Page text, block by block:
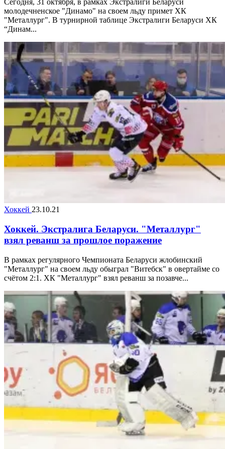
Сегодня, 31 октября, в рамках Экстралиги Беларуси
молодечненское "Динамо" на своем льду примет ХК
"Металлург". В турнирной таблице Экстралиги Беларуси ХК
“Динам...
Хоккей 23.10.21
Хоккей. Экстралига Беларуси. "Металлург"
взял реванш за прошлое поражение
В рамках регулярного Чемпионата Беларуси жлобинский
"Металлург" на своем льду обыграл "Витебск" в овертайме со
счётом 2:1. ХК "Металлург" взял реванш за позавче...